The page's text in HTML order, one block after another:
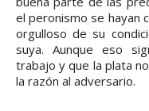
el peronismo se hayan
orgulloso de su
suya. Aunque eso
trabajo y que la plata
la razón al adversario.